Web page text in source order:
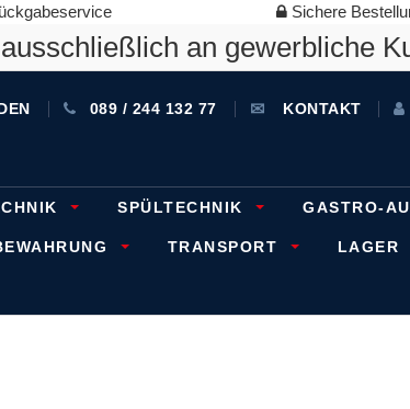
Sichere
an gewerbliche
089 / 244 132 77 KONTAKT
SPÜLTECHNIK GASTRO-
TRANSPORT LAGER